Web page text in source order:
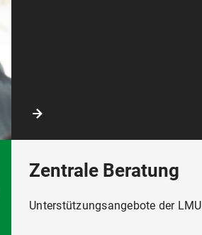
Zentrale Beratung
Unterstützungsangebote der LMU